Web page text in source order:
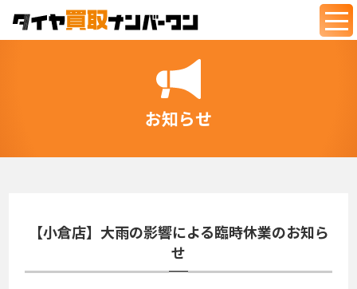
お知らせ
【小倉店】大雨の影響による臨時休業のお知ら
せ